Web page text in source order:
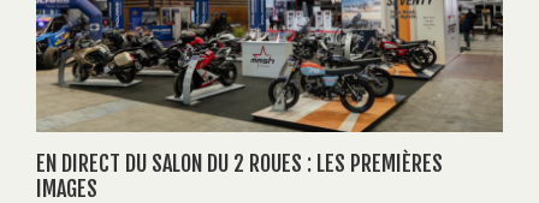
EN DIRECT DU SALON DU 2 ROUES : LES PREMIÈRES
IMAGES